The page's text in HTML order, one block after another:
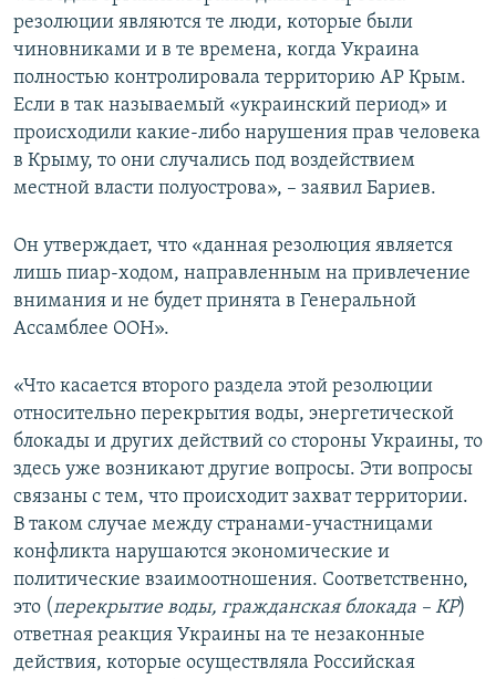
резолюции являются те люди, которые были
чиновниками и в те времена, когда Украина
полностью контролировала территорию АР Крым.
Если в так называемый «украинский период» и
происходили какие-либо нарушения прав человека
в Крыму, то они случались под воздействием
местной власти полуострова», – заявил Бариев.
Он утверждает, что «данная резолюция является
лишь пиар-ходом, направленным на привлечение
внимания и не будет принята в Генеральной
Ассамблее ООН».
«Что касается второго раздела этой резолюции
относительно перекрытия воды, энергетической
блокады и других действий со стороны Украины, то
здесь уже возникают другие вопросы. Эти вопросы
связаны с тем, что происходит захват территории.
В таком случае между странами-участницами
конфликта нарушаются экономические и
политические взаимоотношения. Соответственно,
это (перекрытие воды, гражданская блокада – КР)
ответная реакция Украины на те незаконные
действия, которые осуществляла Российская